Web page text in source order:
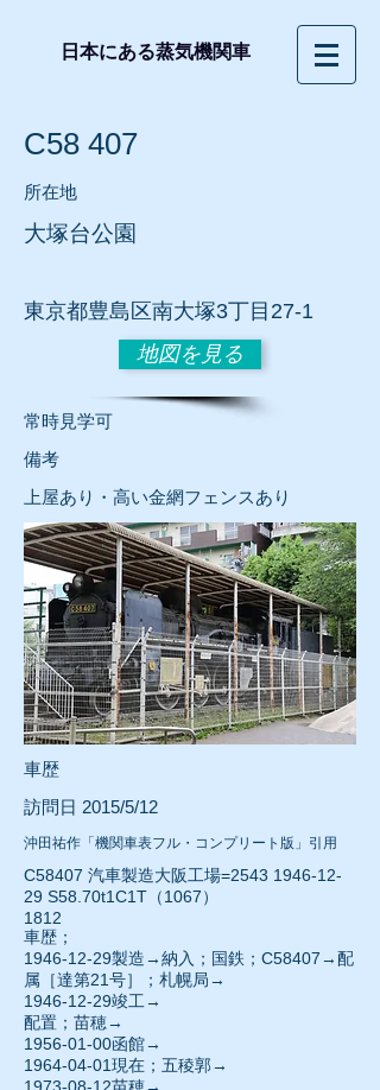
日本にある蒸気機関車
C58 407
所在地
大塚台公園
東京都豊島区南大塚3丁目27-1
地図を見る
常時見学可
​備考
上屋あり・高い金網フェンスあり
車歴
訪問日 2015/5/12
沖田祐作「機関車表フル・コンプリート版」引用
C58407 汽車製造大阪工場=2543 1946-12-
29 S58.70t1C1T（1067）
1812
車歴；
1946-12-29製造→納入；国鉄；C58407→配
属［達第21号］；札幌局→
1946-12-29竣工→
配置；苗穂→
1956-01-00函館→
1964-04-01現在；五稜郭→